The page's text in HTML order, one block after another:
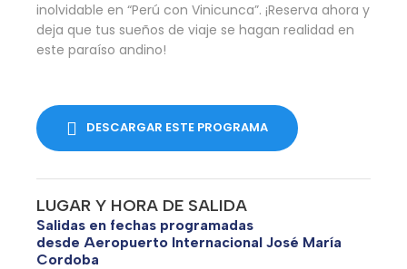
inolvidable en “Perú con Vinicunca”. ¡Reserva ahora y
deja que tus sueños de viaje se hagan realidad en
este paraíso andino!
DESCARGAR ESTE PROGRAMA
LUGAR Y HORA DE SALIDA
Salidas en fechas programadas
desde Aeropuerto Internacional José María
Cordoba